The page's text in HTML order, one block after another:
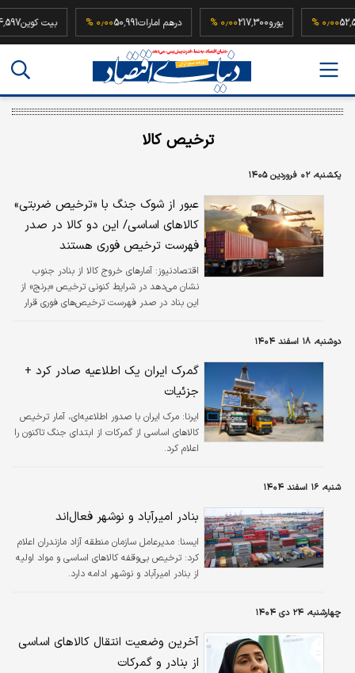
52,500,000 یورو217,300 درهم امارات50,991 بیت
ترخیص کالا
یکشنبه، ۰۲ فروردین ۱۴۰۵
عبور از شوک جنگ با «ترخیص ضربتی»
کالاهای اساسی/ این دو کالا در صدر
فهرست ترخیص فوری هستند
اقتصادنیوز: آمارهای خروج کالا از بنادر جنوب
نشان می‌دهد در شرایط کنونی ترخیص «برنج» از
این بناد در صدر فهرست ترخیص‌های فوری قرار
دوشنبه، ۱۸ اسفند ۱۴۰۴
گمرک ایران یک اطلاعیه‌ صادر کرد +
جزئیات
ایرنا: مرک ایران با صدور اطلاعیه‌ای، آمار ترخیص
کالاهای اساسی از گمرکات از ابتدای جنگ تاکنون را
اعلام کرد.
شنبه، ۱۶ اسفند ۱۴۰۴
بنادر امیرآباد و نوشهر فعال‌اند
ايسنا: مدیرعامل سازمان منطقه آزاد مازندران اعلام
کرد: ترخیص بی‌وقفه کالاهای اساسی و مواد اولیه
از بنادر امیرآباد و نوشهر ادامه دارد.
چهارشنبه، ۲۴ دی ۱۴۰۴
آخرین وضعیت انتقال کالاهای اساسی
از بنادر و گمرکات